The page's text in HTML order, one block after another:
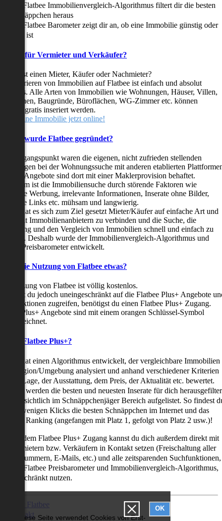
Diese Seite verwendet Cookies von Erst-
OK
Der Flatbee Immobilienvergleich-Algorithmus filtert dir die besten
Schnäppchen heraus
Der Flatbee Barometer zeigt dir an, ob eine Immobilie günstig oder
teuer ist
für Vermieter und Verkäufer?
suchst einen Mieter, Käufer oder Nachmieter?
Inserieren von Immobilien auf Flatbee ist einfach und absolut
Alle Arten von Immobilien wie Wohnungen, Häuser, Villen,
Baugründe, Büroflächen, WG-Zimmer etc. können
gratis inseriert werden.
deine Immobilie jetzt online!
wurde Flatbee gegründet?
Ausgangspunkt waren die eigenen, nicht zufrieden stellenden
bei der Wohnungssuche mit anderen etablierten
alle Angebote sind dort mit einer Maklerprovision behaftet.
ist die Immobiliensuche durch störende Faktoren wie
Werbung, irrelevante Informationen, Inserate ohne Bilder,
Links etc. mühsam und langwierig.
hat es sich zum Ziel gesetzt Mieter/Käufer auf einfache Art und
mit Immobilienanbietern zu verbinden und die Suche, die
und den Vergleich von Immobilien schnell und einfach zu
Deshalb wurde der Immobilienvergleich-Algorithmus und
Preisbarometer entwickelt.
die Nutzung von Flatbee etwas?
Nutzung von Flatbee ist völlig kostenlos.
du jedoch uneingeschränkt auf die Flatbee Plus+ Angebote
zugreifen, benötigst du einen Flatbee Plus+ Zugang.
Plus+ Angebote sind mit einem orangen Schlüssel-Symbol
ist Flatbee Plus+?
hat einen Algorithmus entwickelt, der vergleichbare Immobilien
Region/Umgebung analysiert und anhand verschiedener Kriterien
der Lage, der Ausstattung, dem Preis, der Aktualität etc. bewertet.
werden die besten und neuesten Inserate für dich
übersichtlich im Schnäppchenjäger Bereich aufgelistet. So findest
nur wenigen Klicks die besten Schnäppchen im Internet und das
als Ranking (angefangen mit Platz 1, gefolgt von Platz 2 usw.)!
mit dem Flatbee Plus+ Zugang kannst du dich außerdem direkt mit
Vermietern bzw. Verkäufern in Kontakt setzen (Freischaltung aller
E-Mails, etc.) und alle zeitsparenden Suchfunktionen,
den Flatbee Preisbarometer und Immobilienvergleich-Algorithmus,
nutzen.
Über Flatbee
Kontakt